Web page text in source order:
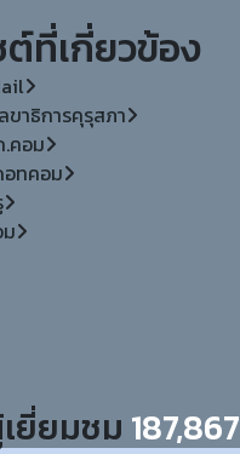
ต์ที่เกี่ยวข้อง
ขาธิการคุรุสภา
คอม
ทคอม
ยี่ยมชม 187,867